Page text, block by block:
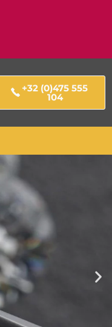
+32 (0)475 555
104